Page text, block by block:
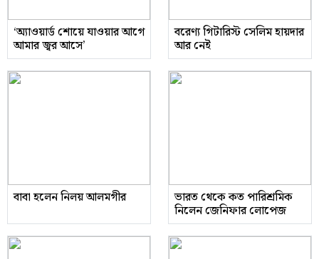
‘অ্যাওয়ার্ড শোয়ে যাওয়ার আগে
আমার জ্বর আসে’
বরেণ্য গিটারিস্ট সেলিম হায়দার
আর নেই
বাবা হলেন নিলয় আলমগীর ভারত থেকে কত পারিশ্রমিক
নিলেন জেনিফার লোপেজ